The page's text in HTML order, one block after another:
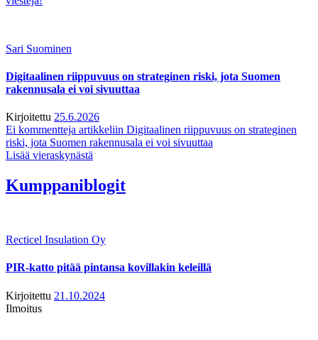
Sari Suominen
Digitaalinen riippuvuus on strateginen riski, jota Suomen
rakennusala ei voi sivuuttaa
Kirjoitettu 25.6.2026
Ei kommentteja artikkeliin Digitaalinen riippuvuus on strateginen
riski, jota Suomen rakennusala ei voi sivuuttaa
Lisää vieraskynästä
Kumppaniblogit
Recticel Insulation Oy
PIR-katto pitää pintansa kovillakin keleillä
Kirjoitettu 21.10.2024
Ilmoitus